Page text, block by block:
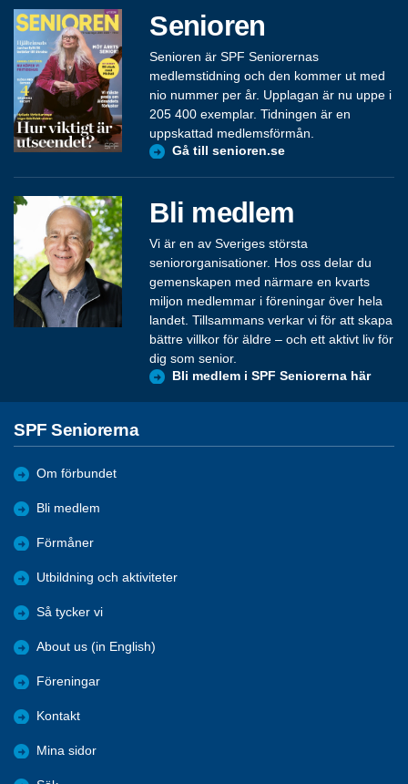
Senioren
Senioren är SPF Seniorernas
medlemstidning och den kommer ut med
nio nummer per år. Upplagan är nu uppe i
205 400 exemplar. Tidningen är en
uppskattad medlemsförmån.
Gå till senioren.se
Bli medlem
Vi är en av Sveriges största
seniororganisationer. Hos oss delar du
gemenskapen med närmare en kvarts
miljon medlemmar i föreningar över hela
landet. Tillsammans verkar vi för att skapa
bättre villkor för äldre – och ett aktivt liv för
dig som senior.
Bli medlem i SPF Seniorerna här
SPF Seniorerna
Om förbundet
Bli medlem
Förmåner
Utbildning och aktiviteter
Så tycker vi
About us (in English)
Föreningar
Kontakt
Mina sidor